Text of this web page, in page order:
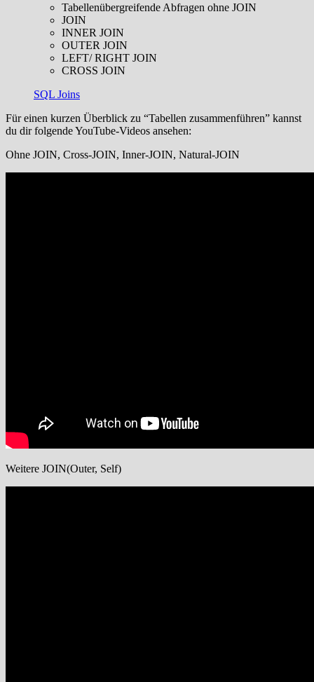
Tabellenübergreifende Abfragen ohne JOIN
JOIN
INNER JOIN
OUTER JOIN
LEFT/ RIGHT JOIN
CROSS JOIN
SQL Joins
Für einen kurzen Überblick zu “Tabellen zusammenführen” kannst
du dir folgende YouTube-Videos ansehen:
Ohne JOIN, Cross-JOIN, Inner-JOIN, Natural-JOIN
Weitere JOIN(Outer, Self)